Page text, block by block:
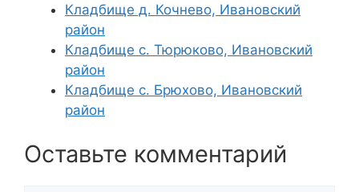
Кладбище д. Кочнево, Ивановский
район
Кладбище с. Тюрюково, Ивановский
район
Кладбище с. Брюхово, Ивановский
район
Оставьте комментарий